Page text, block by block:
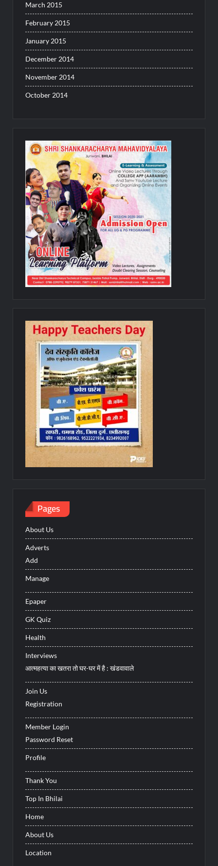
March 2015
February 2015
January 2015
December 2014
November 2014
October 2014
Pages
About Us
Adverts
Add
Manage
Epaper
GK Quiz
Health
Interviews
आत्महत्या का खतरा तो घर-घर में है : खंडवावाले
Join Us
Registration
Member Login
Password Reset
Profile
Thank You
Top In Bhilai
Home
About Us
Location